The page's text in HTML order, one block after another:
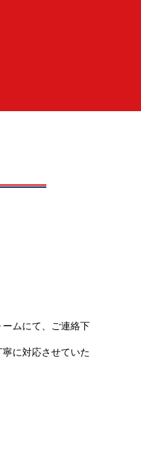
ムにて、ご連絡下
に対応させていた